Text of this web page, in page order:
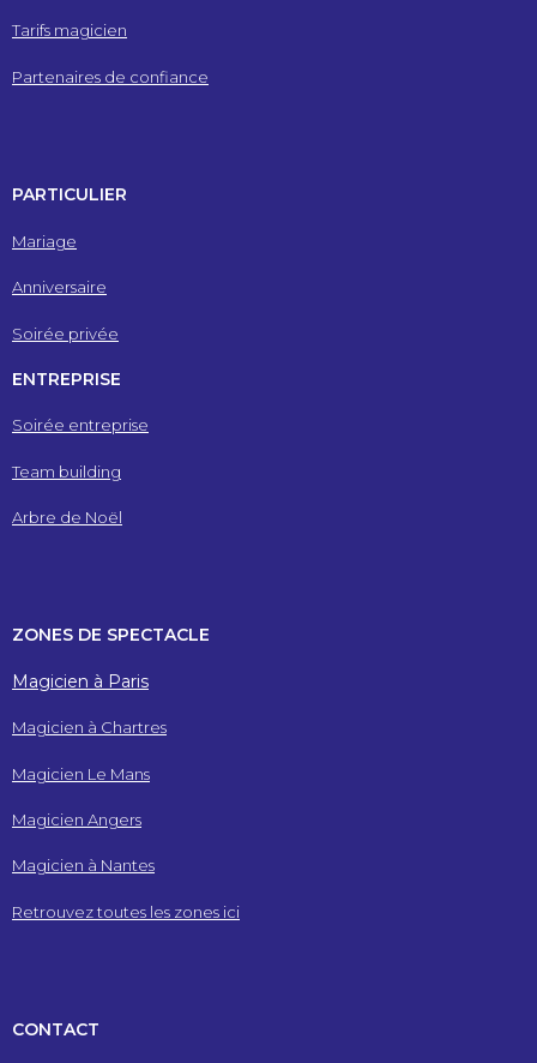
Tarifs magicien
Partenaires de confiance
PARTICULIER
Mariage
Anniversaire
Soirée privée
ENTREPRISE
Soirée entreprise
Team building
Arbre de Noël
ZONES DE SPECTACLE
Magicien à Paris
Magicien à Chartres
Magicien Le Mans
Magicien Angers
Magicien à Nantes
Retrouvez toutes les zones ici
CONTACT